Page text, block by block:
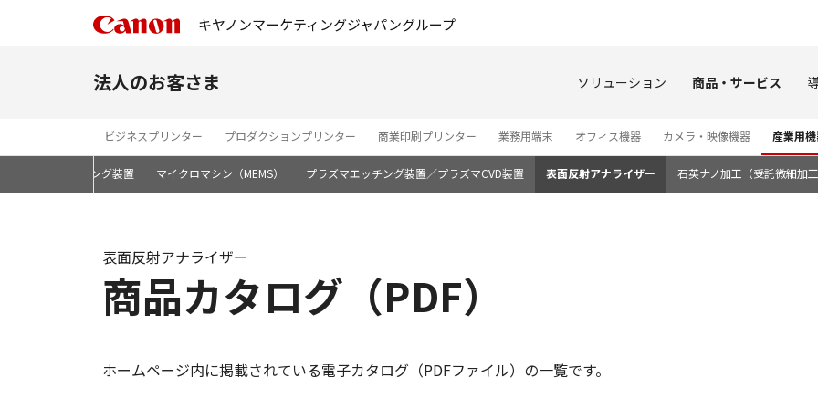
キヤノンマーケティングジャパングループ
法人のお客さま ソリューション 商品・サービス
ビジネスプリンター プロダクションプリンター 商業印刷プリンター 業務用端末 オフィス機器 カメラ・映像機器 産業用
ランプアニーリング装置 マイクロマシン（MEMS） プラズマエッチング装置／プラズマCVD装置 表面反射アナライザー 石英ナノ加工（受託微細加
商品カタログ（PDF）
表面反射アナライザー
ホームページ内に掲載されている電子カタログ（PDFファイル）の一覧です。